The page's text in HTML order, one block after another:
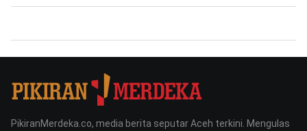
PikiranMerdeka.co, media berita seputar Aceh terkini. Mengulas